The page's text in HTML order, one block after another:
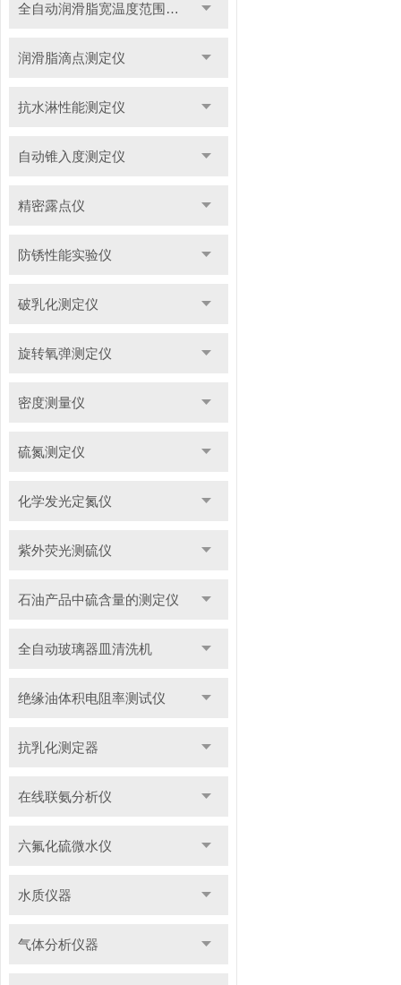
全自动润滑脂宽温度范围滴点测定仪
润滑脂滴点测定仪
抗水淋性能测定仪
自动锥入度测定仪
精密露点仪
防锈性能实验仪
破乳化测定仪
旋转氧弹测定仪
密度测量仪
硫氮测定仪
化学发光定氮仪
紫外荧光测硫仪
石油产品中硫含量的测定仪
全自动玻璃器皿清洗机
绝缘油体积电阻率测试仪
抗乳化测定器
在线联氨分析仪
六氟化硫微水仪
水质仪器
气体分析仪器